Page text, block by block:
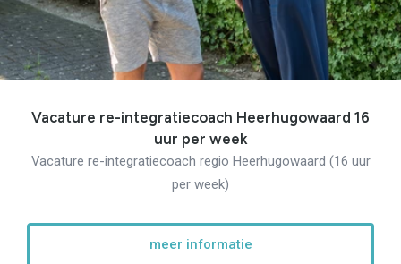
Vacature re-integratiecoach Heerhugowaard 16
uur per week
Vacature re-integratiecoach regio Heerhugowaard (16 uur
per week)
meer informatie